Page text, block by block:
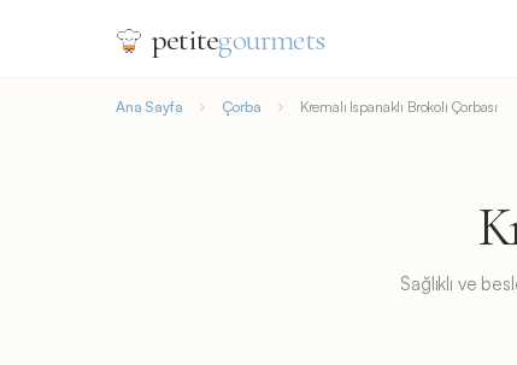
petitegourmets
Ana Sayfa Çorba Kremalı Ispanaklı Brokoli Çorbası
Sağlıklı ve